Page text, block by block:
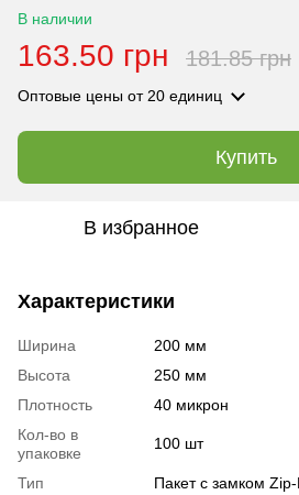
В наличии
163.50 грн 181.85 грн
Оптовые цены от 20 единиц
Купить
В избранное
Характеристики
Ширина
200 мм
Высота
250 мм
Плотность
40 микрон
Кол-во в
упаковке
100 шт
Тип
Пакет с замком